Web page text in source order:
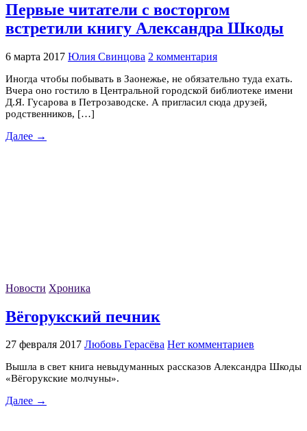
Первые читатели с восторгом
встретили книгу Александра Шкоды
6 марта 2017 Юлия Свинцова 2 комментария
Иногда чтобы побывать в Заонежье, не обязательно туда ехать.
Вчера оно гостило в Центральной городской библиотеке имени
Д.Я. Гусарова в Петрозаводске. А пригласил сюда друзей,
родственников, […]
Далее →
Новости Хроника
Вёгорукский печник
27 февраля 2017 Любовь Герасёва Нет комментариев
Вышла в свет книга невыдуманных рассказов Александра Шкоды
«Вёгорукские молчуны».
Далее →